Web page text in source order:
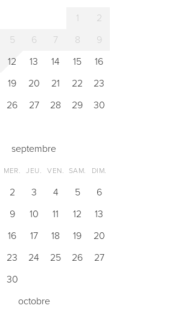
1
2
5 6 7 8
9
12 13 14 15
16
19 20 21 22
23
26 27 28 29
30
septembre
MER. JEU. VEN. SAM. DIM.
2 3 4 5
6
9 10 11 12
13
16 17 18 19
20
23 24 25 26
27
30
octobre